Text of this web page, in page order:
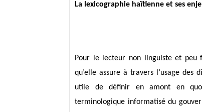
La lexicographie haïtienne et ses
Pour le lecteur non linguiste et
qu’elle assure à travers l’usage des
utile de définir en amont en
terminologique informatisé du